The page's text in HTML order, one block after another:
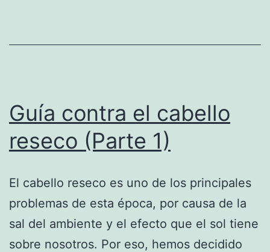
Guía contra el cabello
reseco (Parte 1)
El cabello reseco es uno de los principales
problemas de esta época, por causa de la
sal del ambiente y el efecto que el sol tiene
sobre nosotros. Por eso, hemos decidido